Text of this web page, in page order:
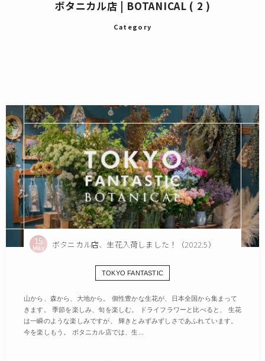
ボタニカル店 | BOTANICAL ( 2 )
Category
15
May ボタニカル店、生花入荷しました！（2022.5）
TOKYO FANTASTIC
山から、森から、大地から。 個性豊かな生花が、日本全国から集まって
きます。 季節を楽しみ、旬を楽しむ。 ドライフラワーと比べると、 生花
は一瞬のような楽しみですが、 輝きとみずみずしさであふれています。
今を楽しもう。 ボタニカル店では、生...